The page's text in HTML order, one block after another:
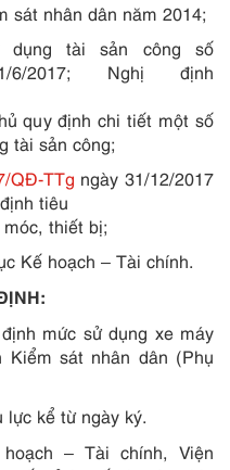
sát nhân dân năm 2014;
tài sản công số
6/2017; Nghị định
quy định chi tiết một số
tài sản công;
QĐ-TTg ngày 31/12/2017
tiêu
thiết bị;
Kế hoạch – Tài chính.
mức sử dụng xe máy
Kiểm sát nhân dân (Phụ
lực kể từ ngày ký.
– Tài chính, Viện